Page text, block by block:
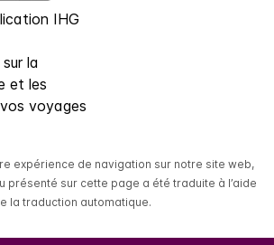
IHG
sur la
et les
voyages
expérience de navigation sur notre site web,
présenté sur cette page a été traduite à l’aide
la traduction automatique.